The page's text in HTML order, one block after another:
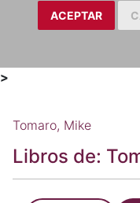
ACEPTAR
>
Tomaro, Mike
Libros de: